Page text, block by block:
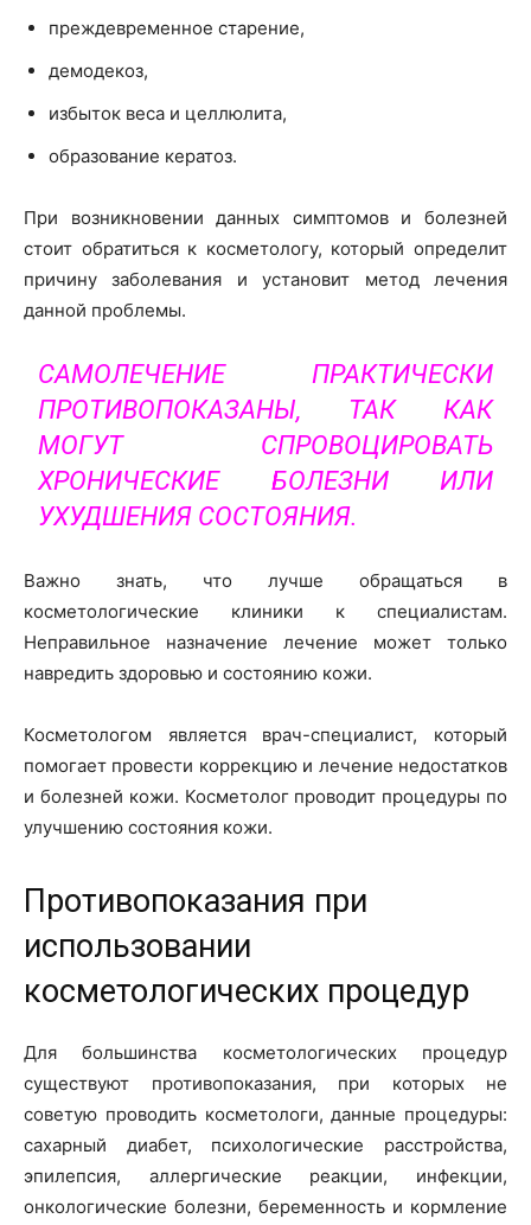
преждевременное старение,
демодекоз,
избыток веса и целлюлита,
образование кератоз.
При возникновении данных симптомов и болезней
стоит обратиться к косметологу, который определит
причину заболевания и установит метод лечения
данной проблемы.
САМОЛЕЧЕНИЕ ПРАКТИЧЕСКИ
ПРОТИВОПОКАЗАНЫ, ТАК КАК
МОГУТ СПРОВОЦИРОВАТЬ
ХРОНИЧЕСКИЕ БОЛЕЗНИ ИЛИ
УХУДШЕНИЯ СОСТОЯНИЯ.
Важно знать, что лучше обращаться в
косметологические клиники к специалистам.
Неправильное назначение лечение может только
навредить здоровью и состоянию кожи.
Косметологом является врач-специалист, который
помогает провести коррекцию и лечение недостатков
и болезней кожи. Косметолог проводит процедуры по
улучшению состояния кожи.
Противопоказания при
использовании
косметологических процедур
Для большинства косметологических процедур
существуют противопоказания, при которых не
советую проводить косметологи, данные процедуры:
сахарный диабет, психологические расстройства,
эпилепсия, аллергические реакции, инфекции,
онкологические болезни, беременность и кормление